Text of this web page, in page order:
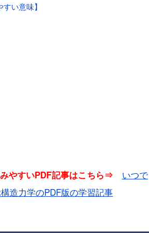
い意味】
やすいPDF記事はこちら⇒ いつで
造力学のPDF版の学習記事